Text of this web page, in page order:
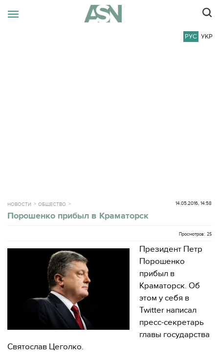
РУС УКР
НОВОСТИ ОБЩЕСТВО 14.05.2016, 14:58
Порошенко прибыл в Краматорск
Просмотров: 25
Президент Петр
Порошенко
прибыл в
Краматорск. Об
этом у себя в
Twitter написал
пресс-секретарь
главы государства
Святослав Цеголко.